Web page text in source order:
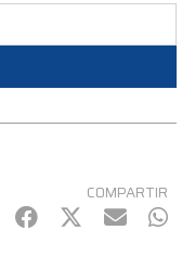
COMPARTIR
Facebook
Twitter
mail